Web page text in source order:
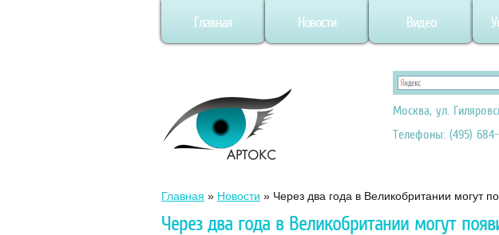
Главная Новости Видео
Москва, ул.
Телефоны: (495) 684-
Главная » Новости » Через два года в Великобритании могут
Через два года в Великобритании могут